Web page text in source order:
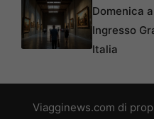
Domenica
Ingresso
Italia
Viagginews.com di